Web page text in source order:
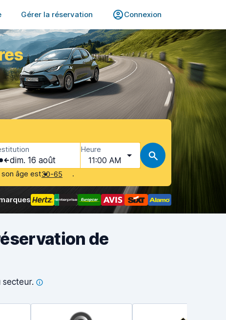
Gérer la réservation Connexion
dim. 16 août
Heure
11:00 AM
âge est30-65 .
de
secteur.